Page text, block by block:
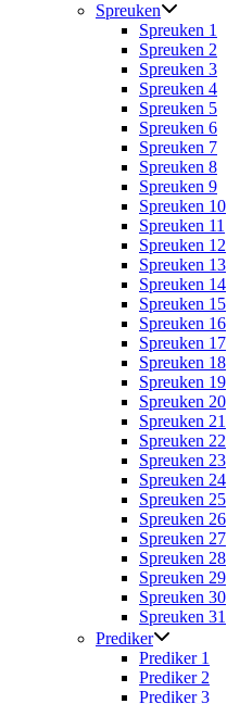
Spreuken
Spreuken 1
Spreuken 2
Spreuken 3
Spreuken 4
Spreuken 5
Spreuken 6
Spreuken 7
Spreuken 8
Spreuken 9
Spreuken 10
Spreuken 11
Spreuken 12
Spreuken 13
Spreuken 14
Spreuken 15
Spreuken 16
Spreuken 17
Spreuken 18
Spreuken 19
Spreuken 20
Spreuken 21
Spreuken 22
Spreuken 23
Spreuken 24
Spreuken 25
Spreuken 26
Spreuken 27
Spreuken 28
Spreuken 29
Spreuken 30
Spreuken 31
Prediker
Prediker 1
Prediker 2
Prediker 3